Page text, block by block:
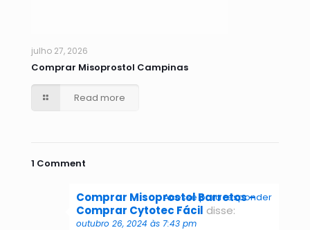
julho 27, 2026
Comprar Misoprostol Campinas
Read more
1 Comment
Comprar Misoprostol Barretos -
Comprar Cytotec Fácil disse:
outubro 26, 2024 às 7:43 pm
Acesse para responder